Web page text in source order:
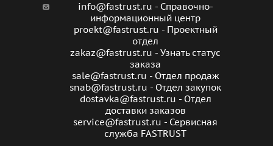
info@fastrust.ru - Справочно-
информационный центр
proekt@fastrust.ru - Проектный
отдел
zakaz@fastrust.ru - Узнать статус
заказа
sale@fastrust.ru - Отдел продаж
snab@fastrust.ru - Отдел закупок
dostavka@fastrust.ru - Отдел
доставки заказов
service@fastrust.ru - Сервисная
служба FASTRUST